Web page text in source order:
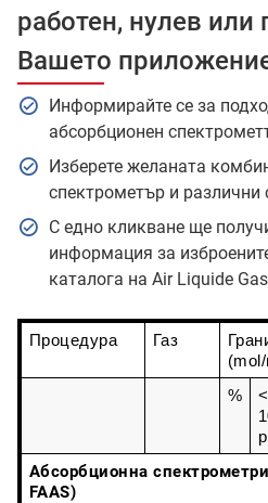
работен, нулев или
Вашето
Информирайте се за
абсорбционен
Изберете желаната
спектрометър и различни
С едно кликване ще
информация за
каталога на Air Liquide Gas
Процедура Газ
%
<
Абсорбционна
FAAS)